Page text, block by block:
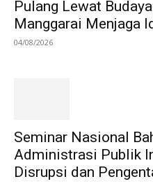
Pulang Lewat
Manggarai Menjaga
04/08/2026
Seminar Nasional
Administrasi Publik
Disrupsi dan